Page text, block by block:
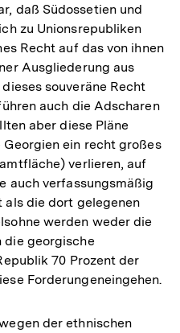
daß Südossetien und
zu Unionsrepubliken
Recht auf das von ihnen
Ausgliederung aus
souveräne Recht
auch die Adscharen
aber diese Pläne
ein recht großes
verlieren, auf
auch verfassungsmäßig
die dort gelegenen
werden weder die
die georgische
70 Prozent der
Forderungeneingehen.
der ethnischen